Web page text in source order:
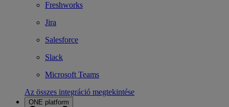
Freshworks
Jira
Salesforce
Slack
Microsoft Teams
Az összes integráció megtekintése
ONE platform